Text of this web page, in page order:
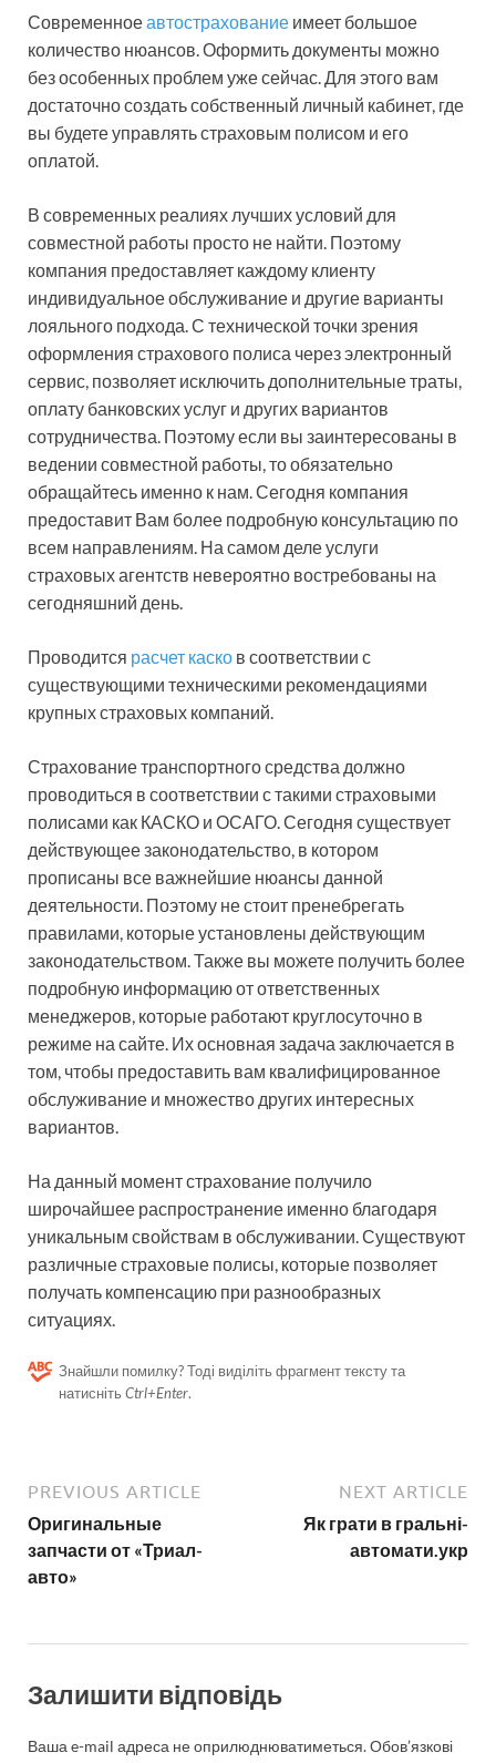
Современноеавтострахование имеет большое
количество нюансов. Оформить документы можно
без особенных проблем уже сейчас. Для этого вам
достаточно создать собственный личный кабинет, где
вы будете управлять страховым полисом и его
оплатой.
В современных реалиях лучших условий для
совместной работы просто не найти. Поэтому
компания предоставляет каждому клиенту
индивидуальное обслуживание и другие варианты
лояльного подхода. С технической точки зрения
оформления страхового полиса через электронный
сервис, позволяет исключить дополнительные траты,
оплату банковских услуг и других вариантов
сотрудничества. Поэтому если вы заинтересованы в
ведении совместной работы, то обязательно
обращайтесь именно к нам. Сегодня компания
предоставит Вам более подробную консультацию по
всем направлениям. На самом деле услуги
страховых агентств невероятно востребованы на
сегодняшний день.
Проводится расчет каско в соответствии с
существующими техническими рекомендациями
крупных страховых компаний.
Страхование транспортного средства должно
проводиться в соответствии с такими страховыми
полисами как КАСКО и ОСАГО. Сегодня существует
действующее законодательство, в котором
прописаны все важнейшие нюансы данной
деятельности. Поэтому не стоит пренебрегать
правилами, которые установлены действующим
законодательством. Также вы можете получить более
подробную информацию от ответственных
менеджеров, которые работают круглосуточно в
режиме на сайте. Их основная задача заключается в
том, чтобы предоставить вам квалифицированное
обслуживание и множество других интересных
вариантов.
На данный момент страхование получило
широчайшее распространение именно благодаря
уникальным свойствам в обслуживании. Существуют
различные страховые полисы, которые позволяет
получать компенсацию при разнообразных
ситуациях.
Знайшли помилку? Тоді виділіть фрагмент тексту та
натисніть Ctrl+Enter.
PREVIOUS ARTICLE
Оригинальные
запчасти от «Триал-
авто»
NEXT ARTICLE
Як грати в гральні-
автомати.укр
Залишити відповідь
Ваша e-mail адреса не оприлюднюватиметься.Обов’язкові